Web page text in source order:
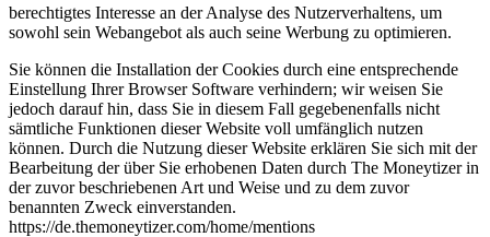
berechtigtes Interesse an der Analyse des Nutzerverhaltens, um
sowohl sein Webangebot als auch seine Werbung zu optimieren.
Sie können die Installation der Cookies durch eine entsprechende
Einstellung Ihrer Browser Software verhindern; wir weisen Sie
jedoch darauf hin, dass Sie in diesem Fall gegebenenfalls nicht
sämtliche Funktionen dieser Website voll umfänglich nutzen
können. Durch die Nutzung dieser Website erklären Sie sich mit der
Bearbeitung der über Sie erhobenen Daten durch The Moneytizer in
der zuvor beschriebenen Art und Weise und zu dem zuvor
benannten Zweck einverstanden.
https://de.themoneytizer.com/home/mentions